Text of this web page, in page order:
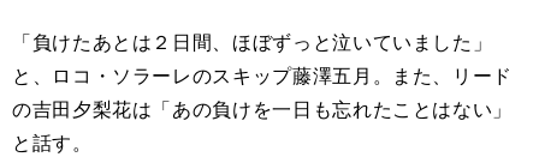
「負けたあとは２日間、ほぼずっと泣いていました」
と、ロコ・ソラーレのスキップ藤澤五月。また、リード
の吉田夕梨花は「あの負けを一日も忘れたことはない」
と話す。